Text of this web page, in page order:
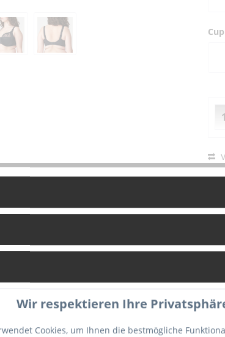
Cup
Wir respektieren Ihre
Cookies, um Ihnen die bestmögliche